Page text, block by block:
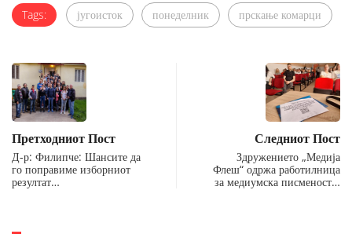
Tags: југоисток понеделник прскање комарци
Претходниот Пост
Д-р: Филипче: Шансите да
го поправиме изборниот
резултат…
Следниот Пост
Здружението „Медија
Флеш“ одржа работилница
за медиумска писменост…